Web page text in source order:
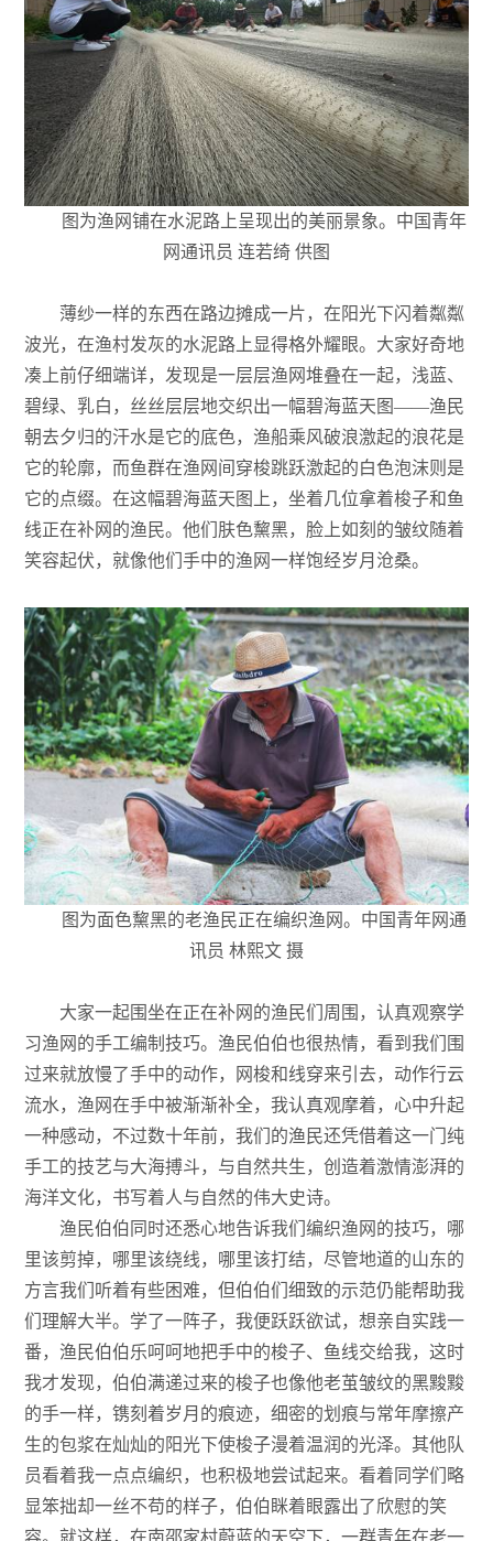
图为渔网铺在水泥路上呈现出的美丽景象。中国青年
网通讯员 连若绮 供图
薄纱一样的东西在路边摊成一片，在阳光下闪着粼粼
波光，在渔村发灰的水泥路上显得格外耀眼。大家好奇地
凑上前仔细端详，发现是一层层渔网堆叠在一起，浅蓝、
碧绿、乳白，丝丝层层地交织出一幅碧海蓝天图——渔民
朝去夕归的汗水是它的底色，渔船乘风破浪激起的浪花是
它的轮廓，而鱼群在渔网间穿梭跳跃激起的白色泡沫则是
它的点缀。在这幅碧海蓝天图上，坐着几位拿着梭子和鱼
线正在补网的渔民。他们肤色黧黑，脸上如刻的皱纹随着
笑容起伏，就像他们手中的渔网一样饱经岁月沧桑。
图为面色黧黑的老渔民正在编织渔网。中国青年网通
讯员 林熙文 摄
大家一起围坐在正在补网的渔民们周围，认真观察学
习渔网的手工编制技巧。渔民伯伯也很热情，看到我们围
过来就放慢了手中的动作，网梭和线穿来引去，动作行云
流水，渔网在手中被渐渐补全，我认真观摩着，心中升起
一种感动，不过数十年前，我们的渔民还凭借着这一门纯
手工的技艺与大海搏斗，与自然共生，创造着激情澎湃的
海洋文化，书写着人与自然的伟大史诗。
渔民伯伯同时还悉心地告诉我们编织渔网的技巧，哪
里该剪掉，哪里该绕线，哪里该打结，尽管地道的山东的
方言我们听着有些困难，但伯伯们细致的示范仍能帮助我
们理解大半。学了一阵子，我便跃跃欲试，想亲自实践一
番，渔民伯伯乐呵呵地把手中的梭子、鱼线交给我，这时
我才发现，伯伯满递过来的梭子也像他老茧皱纹的黑黢黢
的手一样，镌刻着岁月的痕迹，细密的划痕与常年摩擦产
生的包浆在灿灿的阳光下使梭子漫着温润的光泽。其他队
员看着我一点点编织，也积极地尝试起来。看着同学们略
显笨拙却一丝不苟的样子，伯伯眯着眼露出了欣慰的笑
容。就这样，在南邵家村蔚蓝的天空下，一群青年在老一